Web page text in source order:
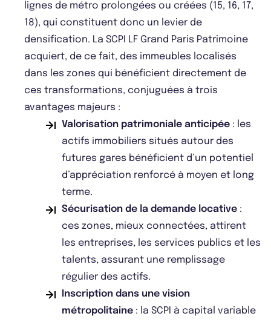
lignes de métro prolongées ou créées (15, 16, 17,
18), qui constituent donc un levier de
densification. La SCPI LF Grand Paris Patrimoine
acquiert, de ce fait, des immeubles localisés
dans les zones qui bénéficient directement de
ces transformations, conjuguées à trois
avantages majeurs :
Valorisation patrimoniale anticipée : les
actifs immobiliers situés autour des
futures gares bénéficient d’un potentiel
d’appréciation renforcé à moyen et long
terme.
Sécurisation de la demande locative :
ces zones, mieux connectées, attirent
les entreprises, les services publics et les
talents, assurant une remplissage
régulier des actifs.
Inscription dans une vision
métropolitaine : la SCPI à capital variable